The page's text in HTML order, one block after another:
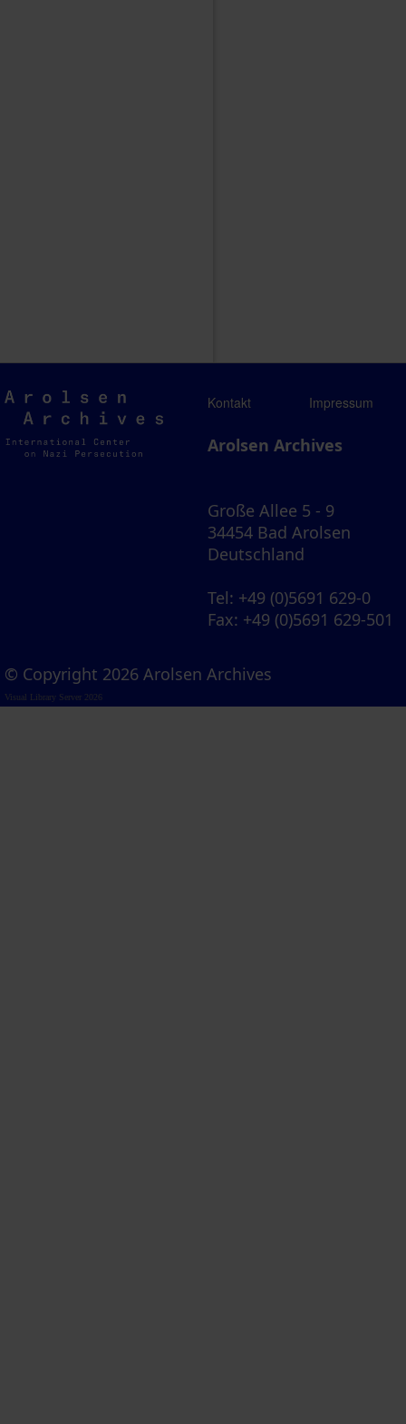
Arolsen
Archives
Kontakt Impressum
Arolsen Archives
Große Allee 5 - 9
34454 Bad Arolsen
Deutschland
Tel: +49 (0)5691 629-0
Fax: +49 (0)5691 629-501
© Copyright 2026 Arolsen Archives
Visual Library Server 2026